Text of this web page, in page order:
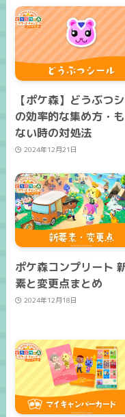
【ポケ森】どうぶつ
の効率的な集め方・
ない時の対処法
2024年12月21日
ポケ森コンプリート
素と変更点まとめ
2024年12月18日